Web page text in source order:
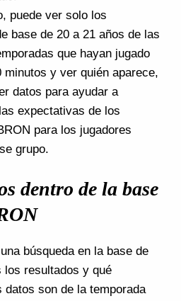
puede ver solo los
base de 20 a 21 años de las
que hayan jugado
minutos y ver quién aparece,
datos para ayudar a
expectativas de los
para los jugadores
grupo.
dentro de la base
búsqueda en la base de
los resultados y qué
datos son de la temporada